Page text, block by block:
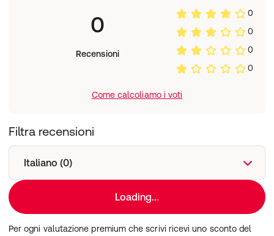
0
Recensioni
0
0
0
0
Come calcoliamo i voti
Filtra recensioni
Italiano (0)
Loading...
Per ogni valutazione premium che scrivi ricevi uno sconto del